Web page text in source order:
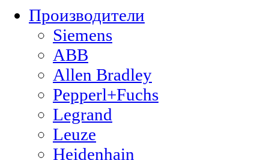
Производители
Siemens
ABB
Allen Bradley
Pepperl+Fuchs
Legrand
Leuze
Heidenhain